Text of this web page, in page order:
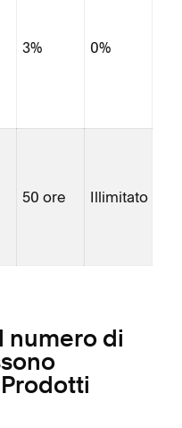
3% 0%
50 ore Illimitato
numero di